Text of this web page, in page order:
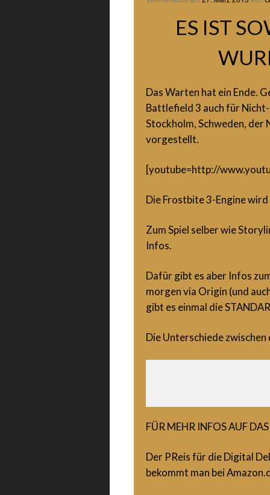
ES IST
Das Warten hat ein Ende.
Battlefield 3 auch für
Stockholm, Schweden, der
vorgestellt.
[youtube=http://
Die Frostbite 3-Engine
Zum Spiel selber wie
Infos.
Dafür gibt es aber Infos
morgen via Origin (und
gibt es einmal die
Die Unterschiede
FÜR MEHR INFOS AUF
Der PReis für die Digital
bekommt man bei